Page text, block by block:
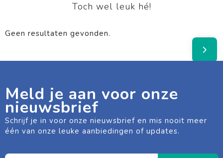
Toch wel leuk hé!
Geen resultaten gevonden.
Meld je aan voor onze
nieuwsbrief
Schrijf je in voor onze nieuwsbrief en mis nooit meer
één van onze leuke aanbiedingen of updates.